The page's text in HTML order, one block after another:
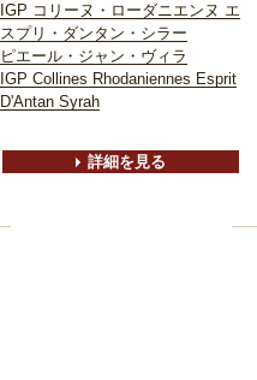
IGP コリーヌ・ローダニエンヌ エ
スプリ・ダンタン・シラー
ピエール・ジャン・ヴィラ
IGP Collines Rhodaniennes Esprit
D'Antan Syrah
詳細を見る